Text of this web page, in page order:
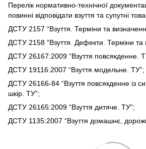
Перелік нормативно-технічної
повинні відповідати взуття та супутні
ДСТУ 2157 “Взуття. Терміни та
ДСТУ 2158 “Взуття. Дефекти. Терміни та
ДСТУ 26167:2009 “Взуття повсякденне.
ДСТУ 19116:2007 “Взуття модельне. ТУ”;
ДСТУ 26166-84 “Взуття повсякденне із
шкір. ТУ”;
ДСТУ 26165:2009 “Взуття дитяче. ТУ”;
ДСТУ 1135:2007 “Взуття домашнє,